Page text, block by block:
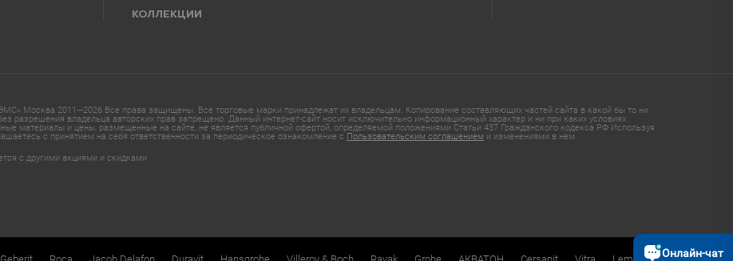
КОЛЛЕКЦИИ
Москва 2011—2026 Все права защищены. Все торговые марки принадлежат их владельцам. Копирование составляющих частей сайта в какой бы то ни
разрешения владельца авторских прав запрещено. Данный интернет-сайт носит исключительно информационный характер и ни при каких условиях
материалы и цены, размещенные на сайте, не является публичной офертой, определяемой положениями Статьи 437 Гражданского кодекса РФ Используя
с принятием на себя ответственности за периодическое ознакомление с Пользовательским соглашением и изменениями в нем.
с другими акциями и скидками
Онлайн-чат